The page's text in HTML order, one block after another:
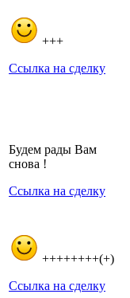
+++
Ссылка на сделку
Будем рады Вам
снова !
Ссылка на сделку
++++++++(+)
Ссылка на сделку